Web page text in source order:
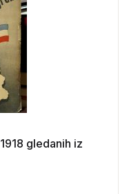
gledanih iz